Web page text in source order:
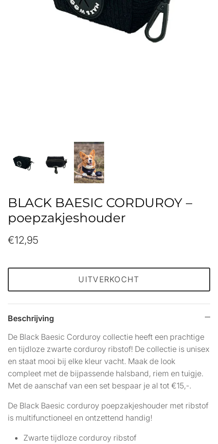
Over The Rainbow
Pied the Who?! - pied-de-poule
BLACK BAESIC CORDUROY –
poepzakjeshouder
€12,95
UITVERKOCHT
Beschrijving
De Black Baesic Corduroy collectie heeft een prachtige
en tijdloze zwarte corduroy ribstof! De collectie is unisex
en staat mooi bij elke kleur vacht. Maak de look
compleet met de bijpassende halsband, riem en tuigje.
Met de aanschaf van een set bespaar je al tot €15,-.
De Black Baesic corduroy poepzakjeshouder met ribstof
is multifunctioneel en ontzettend handig!
Zwarte tijdloze corduroy ribstof